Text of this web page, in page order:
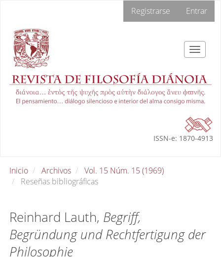
Contenido
principal
Barra
lateral
Registrarse Entrar
Toggle
ISSN-e: 1870-4913
Inicio Archivos
Vol. 15 Núm. 15 (1969)
Reseñas bibliográficas
Reinhard Lauth, Begriff,
Begründung und Rechtfertigung der
Philosophie